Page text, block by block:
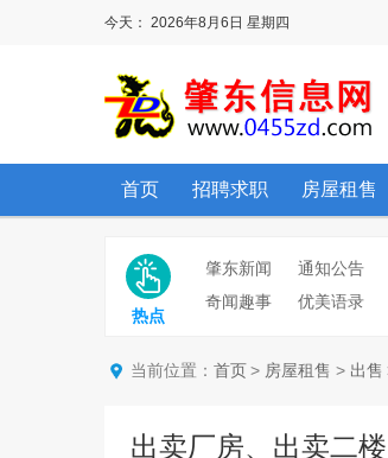
今天： 2026年8月6日 星期四
首页 招聘求职 房屋租售
肇东新闻 通知公告
奇闻趣事
优美语录
热点
当前位置： 首页 > 房屋租售 > 出售
出卖厂房、出卖二楼